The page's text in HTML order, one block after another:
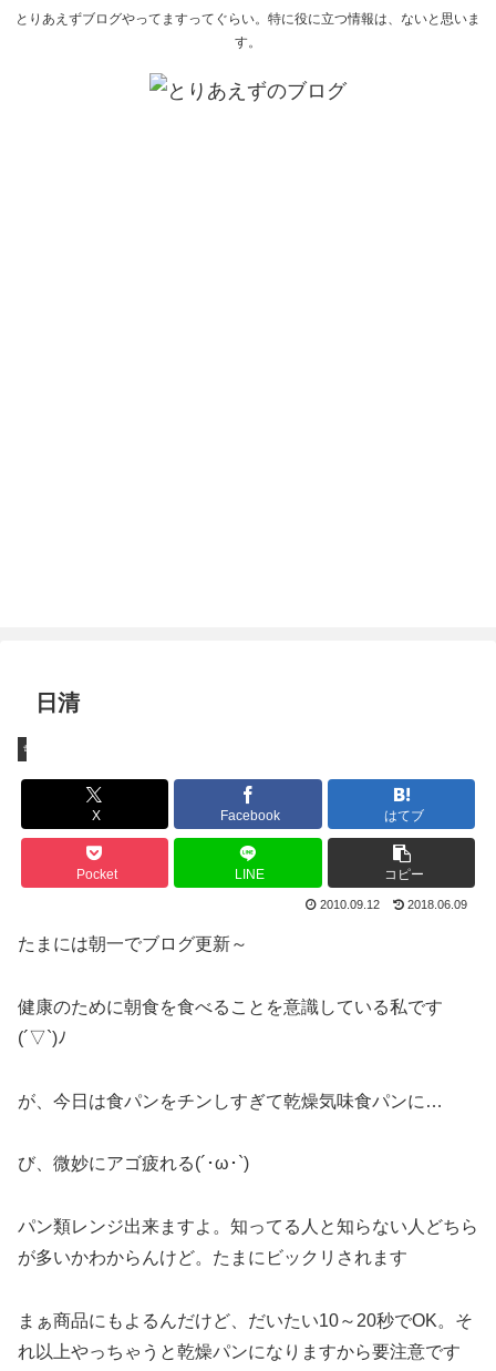
とりあえずブログやってますってぐらい。特に役に立つ情報は、ないと思いま
す。
日清
ちょっとしたこと
X Facebook はてブ
Pocket LINE コピー
2010.09.12 2018.06.09
たまには朝一でブログ更新～
健康のために朝食を食べることを意識している私です
(´▽`)ﾉ
が、今日は食パンをチンしすぎて乾燥気味食パンに…
び、微妙にアゴ疲れる(´･ω･`)
パン類レンジ出来ますよ。知ってる人と知らない人どちら
が多いかわからんけど。たまにビックリされます
まぁ商品にもよるんだけど、だいたい10～20秒でOK。そ
れ以上やっちゃうと乾燥パンになりますから要注意です